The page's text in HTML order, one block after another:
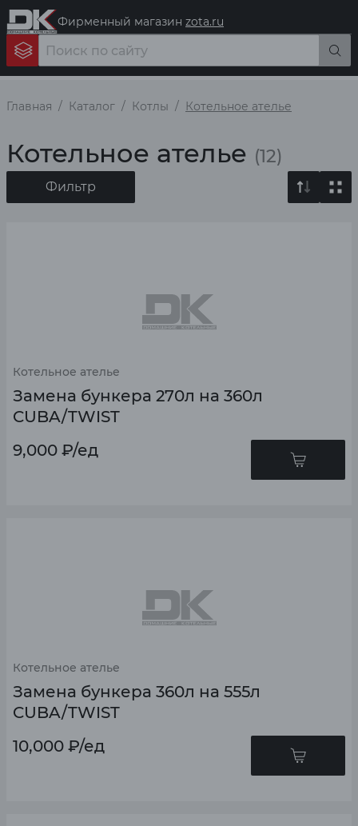
Фирменный магазин zota.ru
Главная Каталог Котлы Котельное ателье
Котельное ателье (12)
Фильтр
Котельное ателье
Замена бункера 270л на 360л
CUBA/TWIST
9,000 ₽/ед
Котельное ателье
Замена бункера 360л на 555л
CUBA/TWIST
10,000 ₽/ед